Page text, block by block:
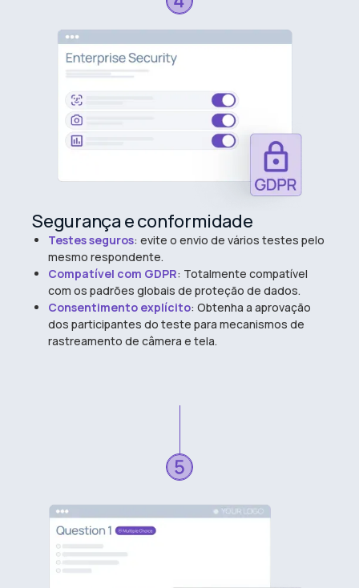
Segurança e conformidade
Testes seguros: evite o envio de vários testes pelo
mesmo respondente.
Compatível com GDPR: Totalmente compatível
com os padrões globais de proteção de dados.
Consentimento explícito: Obtenha a aprovação
dos participantes do teste para mecanismos de
rastreamento de câmera e tela.